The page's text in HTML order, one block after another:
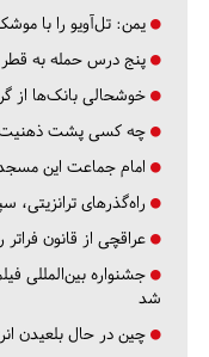
یمن: تل‌آویو را با
پنج درس‌ حمله به قطر
خوشحالی بانک‌ها از
چه کسی پشت ذهنیت
امام جماعت این مسجد در ۳ سال، نمازگزاران را ۴
راه‌گذرهای ترانزیتی،
عراقچی از قانون
جشنواره بین‌المللی
شد
چین در حال بلعیدن